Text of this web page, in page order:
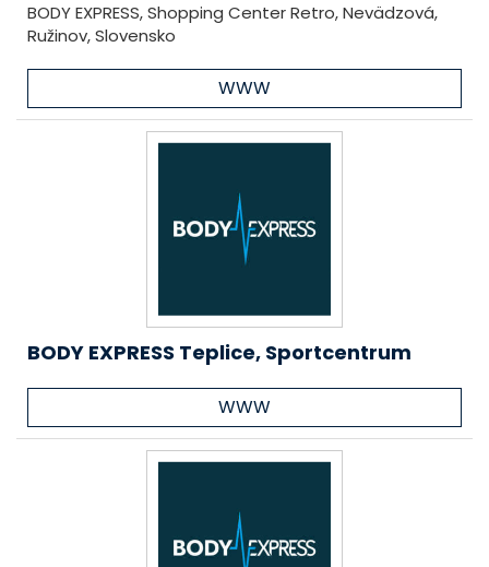
BODY EXPRESS, Shopping Center Retro, Nevädzová,
Ružinov, Slovensko
WWW
BODY EXPRESS Teplice, Sportcentrum
WWW